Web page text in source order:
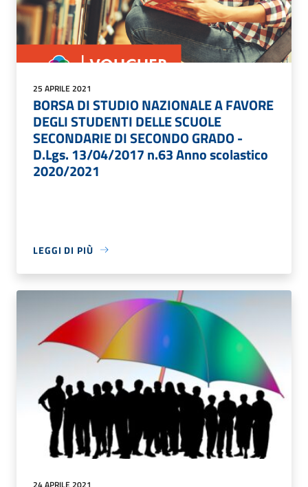
25 APRILE 2021
BORSA DI STUDIO NAZIONALE A FAVORE
DEGLI STUDENTI DELLE SCUOLE
SECONDARIE DI SECONDO GRADO -
D.Lgs. 13/04/2017 n.63 Anno scolastico
2020/2021
LEGGI DI PIÙ